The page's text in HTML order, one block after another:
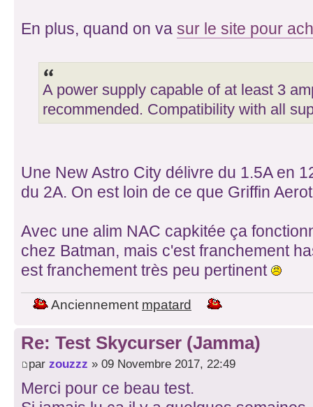
En plus, quand on va sur le site pour
A power supply capable of at least 3
recommended. Compatibility with all
Une New Astro City délivre du 1.5A en
du 2A. On est loin de ce que Griffin
Avec une alim NAC capkitée ça
chez Batman, mais c'est franchement
est franchement très peu pertinent
Anciennement mpatard
Re: Test Skycurser (Jamma)
par zouzzz » 09 Novembre 2017, 22:49
Merci pour ce beau test.